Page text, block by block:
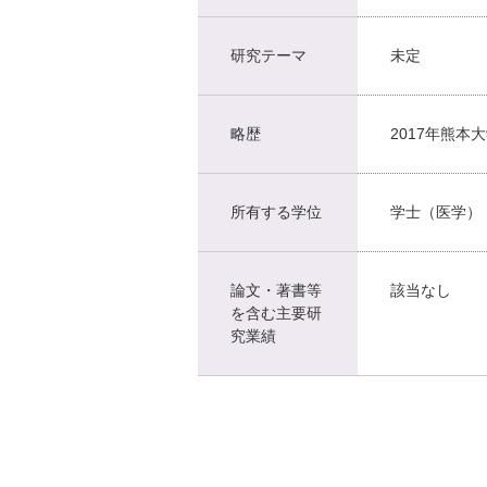
研究テーマ 未定
略歴 2017年熊本
所有する学位 学士（医学）
論文・著書等
を含む主要研
究業績
該当なし